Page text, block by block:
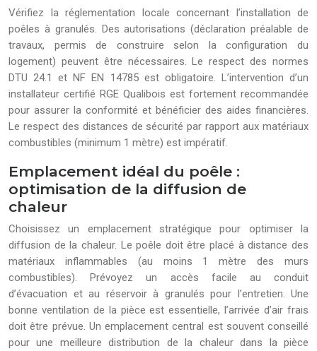
Vérifiez la réglementation locale concernant l’installation de
poêles à granulés. Des autorisations (déclaration préalable de
travaux, permis de construire selon la configuration du
logement) peuvent être nécessaires. Le respect des normes
DTU 24.1 et NF EN 14785 est obligatoire. L’intervention d’un
installateur certifié RGE Qualibois est fortement recommandée
pour assurer la conformité et bénéficier des aides financières.
Le respect des distances de sécurité par rapport aux matériaux
combustibles (minimum 1 mètre) est impératif.
Emplacement idéal du poêle :
optimisation de la diffusion de
chaleur
Choisissez un emplacement stratégique pour optimiser la
diffusion de la chaleur. Le poêle doit être placé à distance des
matériaux inflammables (au moins 1 mètre des murs
combustibles). Prévoyez un accès facile au conduit
d’évacuation et au réservoir à granulés pour l’entretien. Une
bonne ventilation de la pièce est essentielle, l’arrivée d’air frais
doit être prévue. Un emplacement central est souvent conseillé
pour une meilleure distribution de la chaleur dans la pièce